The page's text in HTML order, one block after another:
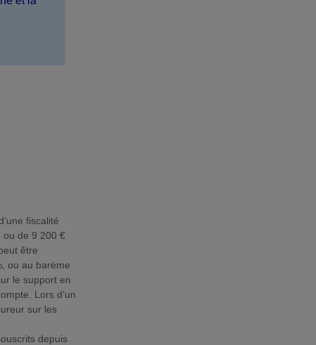
fiscalité
ou de 9 200 €
être
ou au barème
le support en
Lors d’un
sur les
depuis